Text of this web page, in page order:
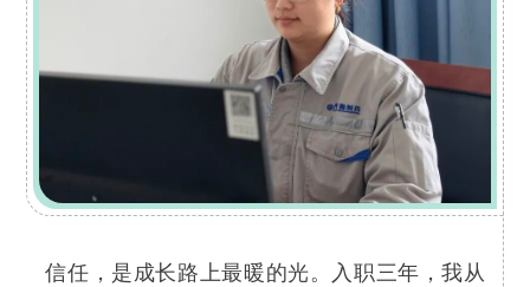
信任，是成长路上最暖的光。入职三年，我从